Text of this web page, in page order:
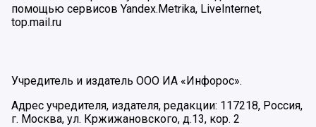
помощью сервисов Yandex.Metrika, LiveInternet,
top.mail.ru
Учредитель и издатель ООО ИА «Инфорос».
Адрес учредителя, издателя, редакции: 117218, Россия,
г. Москва, ул. Кржижановского, д.13, кор. 2